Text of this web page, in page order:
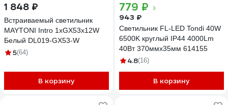
1 848 ₽
Встраиваемый светильник
MAYTONI Intro 1хGX53x12W
Белый DL019-GX53-W
5(64)
В корзину
779 ₽
943 ₽
Светильник FL-LED Tondi 40W
6500K круглый IP44 4000Lm
40Вт 370ммx35мм 614155
4.8(16)
В корзину